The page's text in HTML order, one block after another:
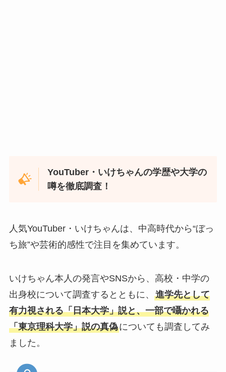
YouTuber・いけちゃんの学歴や大学の
噂を徹底調査！
人気YouTuber・いけちゃんは、中高時代から“ぼっ
ち旅”や芸術的感性で注目を集めています。
いけちゃん本人の発言やSNSから、高校・中学の
出身校について調査するとともに、 進学先として
有力視される「日本大学」説と、一部で囁かれる
「東京理科大学」説の真偽についても調査してみ
ました。